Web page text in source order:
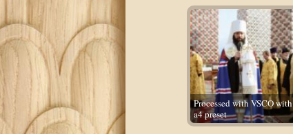
Processed with VSCO with
a4 preset